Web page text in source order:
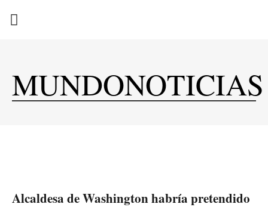
MUNDONOTICIAS
Alcaldesa de Washington habría pretendido